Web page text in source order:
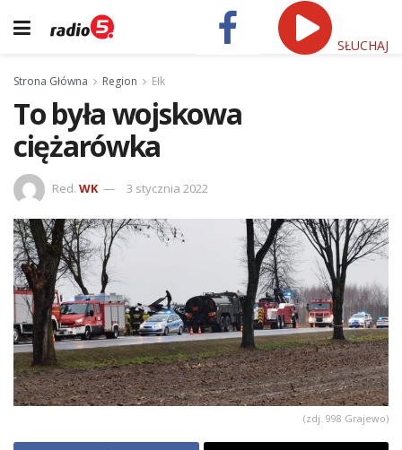
SŁUCHAJ
Strona Główna Region Ełk
To była wojskowa
ciężarówka
Red. WK 3 stycznia 2022
(zdj. 998 Grajewo)